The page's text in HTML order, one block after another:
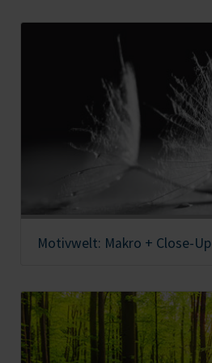
Motivwelt: Makro + Close-Up